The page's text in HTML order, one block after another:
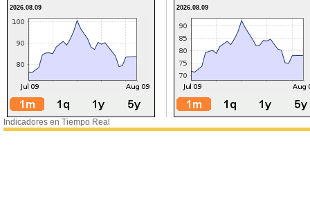
2026.08.09 2026.08.09
Indicadores en Tiempo Real